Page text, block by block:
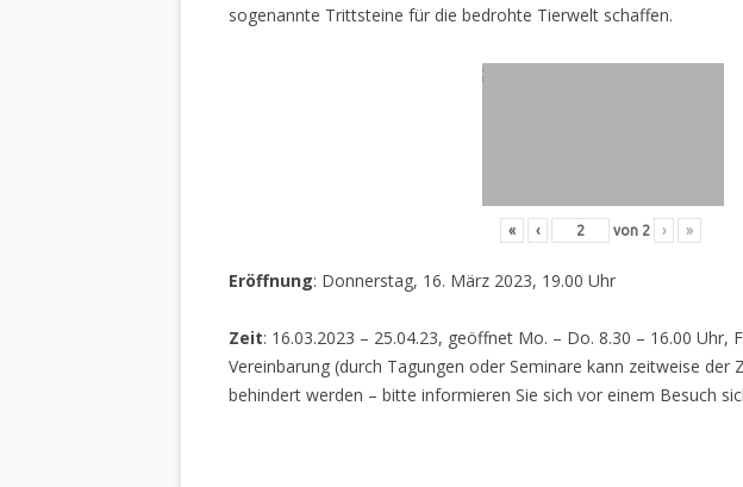
sogenannte Trittsteine für die bedrohte Tierwelt schaffen.
« ‹ von 2 › »
Eröffnung: Donnerstag, 16. März 2023, 19.00 Uhr
Zeit: 16.03.2023 – 25.04.23, geöffnet Mo. – Do. 8.30 – 16.00 Uhr,
Vereinbarung (durch Tagungen oder Seminare kann zeitweise der
behindert werden – bitte informieren Sie sich vor einem Besuch